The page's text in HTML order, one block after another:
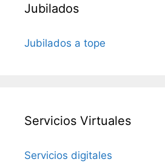
Jubilados
Jubilados a tope
Servicios Virtuales
Servicios digitales